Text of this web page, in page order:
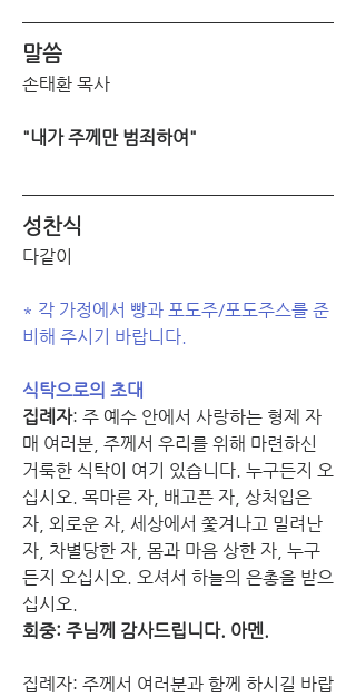
말씀
손태환 목사
"내가 주께만 범죄하여"
성찬식
다같이
* 각 가정에서 빵과 포도주/포도주스를 준
비해 주시기 바랍니다.
식탁으로의 초대
집례자: 주 예수 안에서 사랑하는 형제 자
매 여러분, 주께서 우리를 위해 마련하신
거룩한 식탁이 여기 있습니다. 누구든지 오
십시오. 목마른 자, 배고픈 자, 상처입은
자, 외로운 자, 세상에서 쫓겨나고 밀려난
자, 차별당한 자, 몸과 마음 상한 자, 누구
든지 오십시오. 오셔서 하늘의 은총을 받으
십시오.
회중: 주님께 감사드립니다. 아멘.
집례자: 주께서 여러분과 함께 하시길 바랍